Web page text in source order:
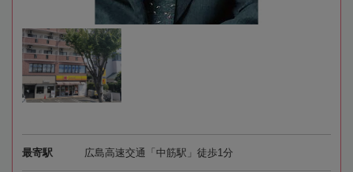
最寄駅 広島高速交通「中筋駅」徒歩1分